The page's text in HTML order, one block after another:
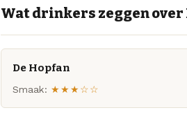
Wat drinkers zeggen
De Hopfan
Smaak: ★★★☆☆